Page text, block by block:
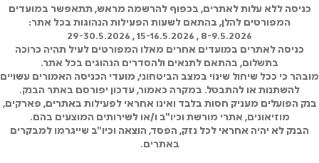
כניסה ללא עלות לאתרים, בכפוף להרשמה מראש, תתאפשר במועדים
המפורטים להלן, בהתאם לשעות הפעילות הנהוגות בכל אתר:
8-9.5.2026 , 15-16.5.2026 , 29-30.5.2026
כניסה לאתרים במועדים אחרים מאלו המפורטים לעיל תהיה כרוכה
בתשלום, בהתאם לתנאים ולהסדרים הנהוגים בכל אתר.
מובהר כי ככל שיחול שינוי במצב הביטחוני, מועדי הכניסה האמורים עשויים
להשתנות או להתבטל. במקרה כאמור, עדכון יפורסם באתר הבנק.
בנק הפועלים מעניק חסות בלבד ואינו אחראי לפעילות באתרים, פארקים,
מוזיאונים, אתרי מורשת וכיו"ב ו/או לשירותים המוצעים בהם.
הבנק לא יהיה אחראי לכל נזק, הפסד, הוצאה וכיו"ב שייגרמו למבקרים
באתרים.